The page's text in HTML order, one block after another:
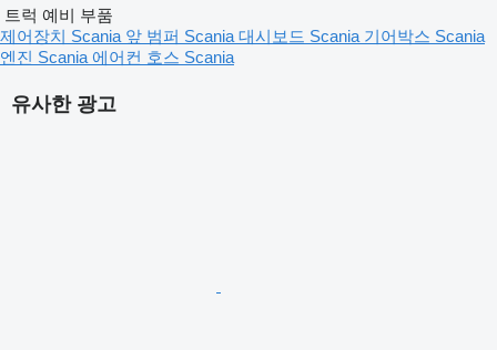
유사한 광고
트럭 예비 부품
제어장치 Scania 앞 범퍼 Scania 대시보드 Scania 기어박스 Scania
엔진 Scania 에어컨 호스 Scania